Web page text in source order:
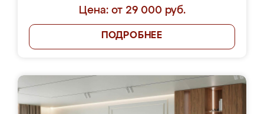
Цена: от 29 000 руб.
ПОДРОБНЕЕ